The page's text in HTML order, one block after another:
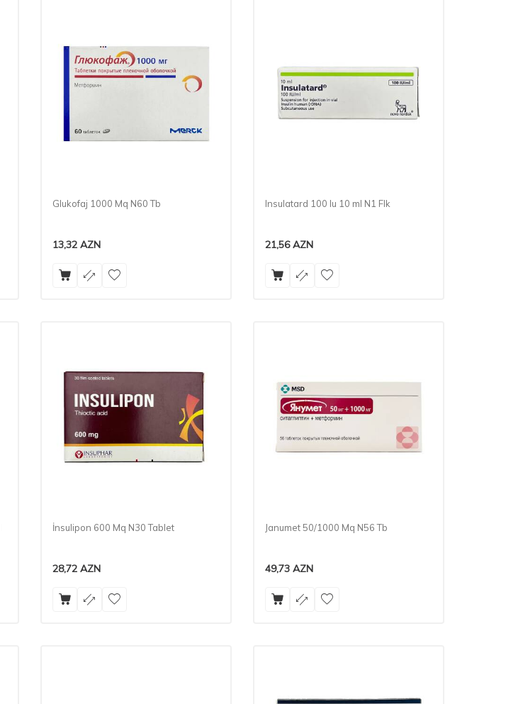
Glukofaj 1000 Mq N60 Tb
13,32AZN
Insulatard 100 Iu 10 ml N1 Flk
21,56AZN
İnsulipon 600 Mq N30 Tablet
28,72AZN
Janumet 50/1000 Mq N56 Tb
49,73AZN